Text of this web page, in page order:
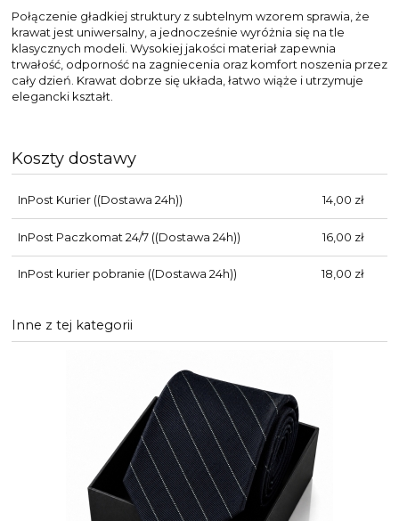
Połączenie gładkiej struktury z subtelnym wzorem sprawia, że
krawat jest uniwersalny, a jednocześnie wyróżnia się na tle
klasycznych modeli. Wysokiej jakości materiał zapewnia
trwałość, odporność na zagniecenia oraz komfort noszenia przez
cały dzień. Krawat dobrze się układa, łatwo wiąże i utrzymuje
elegancki kształt.
Koszty dostawy
InPost Kurier ((Dostawa 24h)) 14,00 zł
InPost Paczkomat 24/7((Dostawa 24h)) 16,00 zł
InPost kurier pobranie ((Dostawa 24h)) 18,00 zł
Inne z tej kategorii